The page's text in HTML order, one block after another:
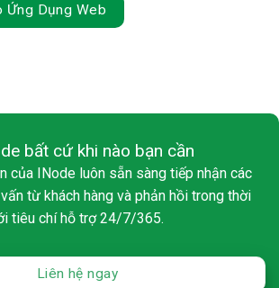
Ứng Dụng Web
bất cứ khi nào bạn cần
của INode luôn sẵn sàng tiếp nhận các
từ khách hàng và phản hồi trong thời
tiêu chí hỗ trợ 24/7/365.
Liên hệ ngay